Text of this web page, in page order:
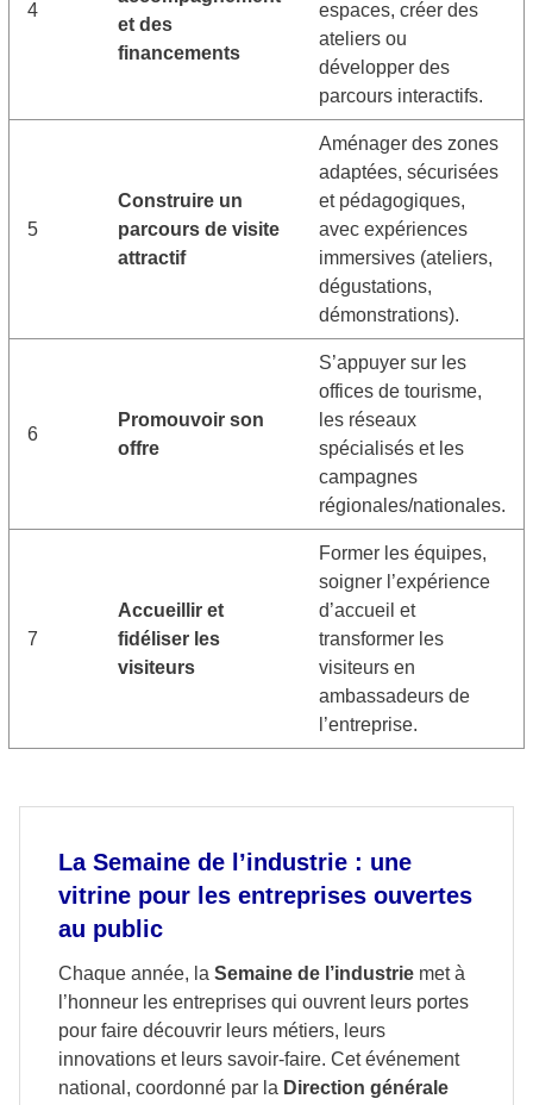
4
et des
financements
espaces, créer des
ateliers ou
développer des
parcours interactifs.
5
Construire un
parcours de visite
attractif
Aménager des zones
adaptées, sécurisées
et pédagogiques,
avec expériences
immersives (ateliers,
dégustations,
démonstrations).
6
Promouvoir son
offre
S’appuyer sur les
offices de tourisme,
les réseaux
spécialisés et les
campagnes
régionales/nationales.
7
Accueillir et
fidéliser les
visiteurs
Former les équipes,
soigner l’expérience
d’accueil et
transformer les
visiteurs en
ambassadeurs de
l’entreprise.
La Semaine de l’industrie : une
vitrine pour les entreprises ouvertes
au public
Chaque année, la Semaine de l’industrie met à
l’honneur les entreprises qui ouvrent leurs portes
pour faire découvrir leurs métiers, leurs
innovations et leurs savoir-faire. Cet événement
national, coordonné par la Direction générale